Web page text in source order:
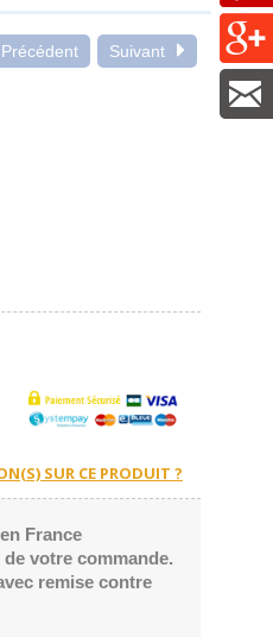
Précédent Suivant
France
votre commande.
remise contre